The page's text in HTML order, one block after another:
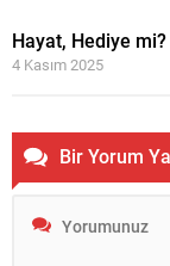
Hayat, Hediye mi?
4 Kasım 2025
Bir Yorum